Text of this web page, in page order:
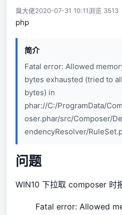
臭大佬2020-07-31 10:11浏览 3513
php
简介
Fatal error: Allowed
bytes exhausted (tried to
bytes) in
phar://C:/ProgramData/
oser.phar/src/Composer/
endencyResolver/
问题
WIN10 下拉取 composer 时
Fatal error: Allowed